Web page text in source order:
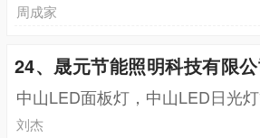
周成家
24、晟元节能照明科技有限
中山LED面板灯，中山LED日光
刘杰